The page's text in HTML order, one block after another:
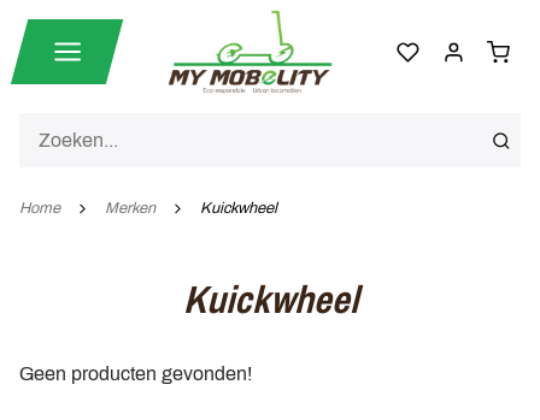
Home Merken Kuickwheel
Kuickwheel
Geen producten gevonden!